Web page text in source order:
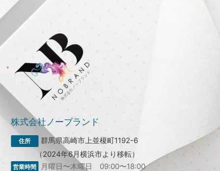
株式会社ノーブランド
群馬県高崎市上並榎町1192-6
（2024年6月横浜市より移転）
月曜日〜木曜日 09:00〜18:00